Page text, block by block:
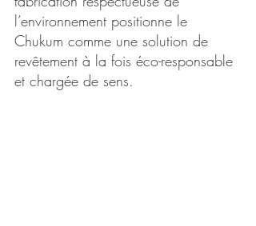
l’environnement positionne le
Chukum comme une solution de
revêtement à la fois éco-responsable
et chargée de sens.